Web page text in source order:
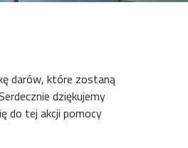
darów, które zostaną
dziękujemy
do tej akcji pomocy